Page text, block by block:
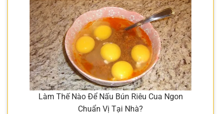
Làm Thế Nào Để Nấu Bún Riêu Cua Ngon
Chuẩn Vị Tại Nhà?